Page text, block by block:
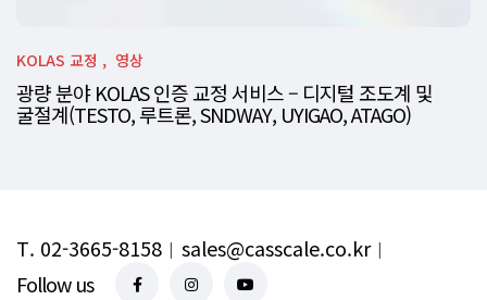
KOLAS 교정 영상
광량 분야 KOLAS 인증 교정 서비스 – 디지털 조도계 및
굴절계(TESTO, 루트론, SNDWAY, UYIGAO, ATAGO)
T. 02-3665-8158 ︱ sales@casscale.co.kr︱
Follow us